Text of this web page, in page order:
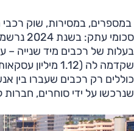
במספרים, במסירות, שוק רכבי
כוללים רק רכבים שעברו בין
שנרכשו על ידי סוחרים, חברות